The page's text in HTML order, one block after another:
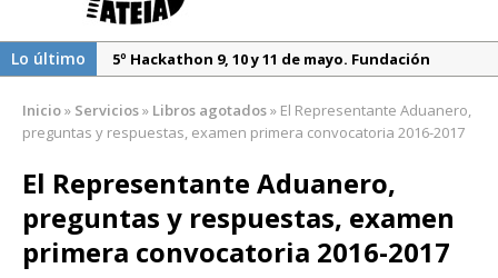
Lo último
5º Hackathon 9, 10 y 11 de mayo. Fundación
Borrador DGT, medidas especiales regulación
Propuesta del Nuevo CAU. Presentación AEAT
Inicio» Servicios» Libros agotados» El Representante Aduanero,
preguntas y respuestas, examen primera convocatoria 2016-2017
El Representante Aduanero,
preguntas y respuestas, examen
primera convocatoria 2016-2017